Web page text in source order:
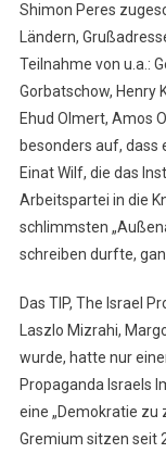
Shimon Peres
Ländern,
Teilnahme von u.a.:
Gorbatschow, Henry
Ehud Olmert, Amos
besonders auf, dass
Einat Wilf, die das
Arbeitspartei in die
schlimmsten
schreiben durfte,
Das TIP, The Israel
Laszlo Mizrahi,
wurde, hatte nur
Propaganda Israels
eine „Demokratie zu
Gremium sitzen seit